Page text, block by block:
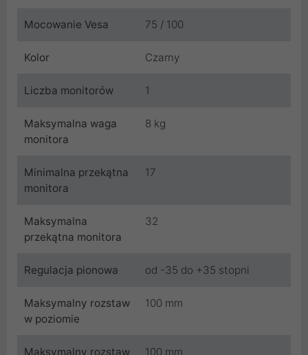
Mocowanie Vesa 75 / 100
Kolor Czarny
Liczba monitorów 1
Maksymalna waga
monitora
8 kg
Minimalna przekątna
monitora
17
Maksymalna
przekątna monitora
32
Regulacja pionowa od -35 do +35 stopni
Maksymalny rozstaw
w poziomie
100 mm
Maksymalny rozstaw
100 mm